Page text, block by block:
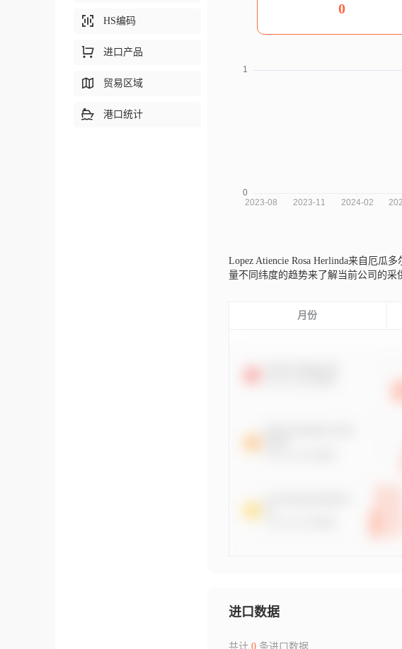
0
Lopez Atiencie Rosa Herlinda来自厄瓜多
量不同纬度的趋势来了解当前公司的采
月份
进口数据
共计 0条进口数据
HS编码
进口产品
贸易区域
港口统计